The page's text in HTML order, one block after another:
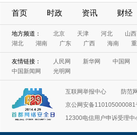
首页 时政 资讯 财经
地方频道： 北京 天津 河北
山西
湖北
湖南 广东 广西 海南
友情链接： 人民网 新华网
中国网
中国新闻网
光明网
互联网举报中心
防范
京公网安备110105000081
12300电信用户申诉受理中